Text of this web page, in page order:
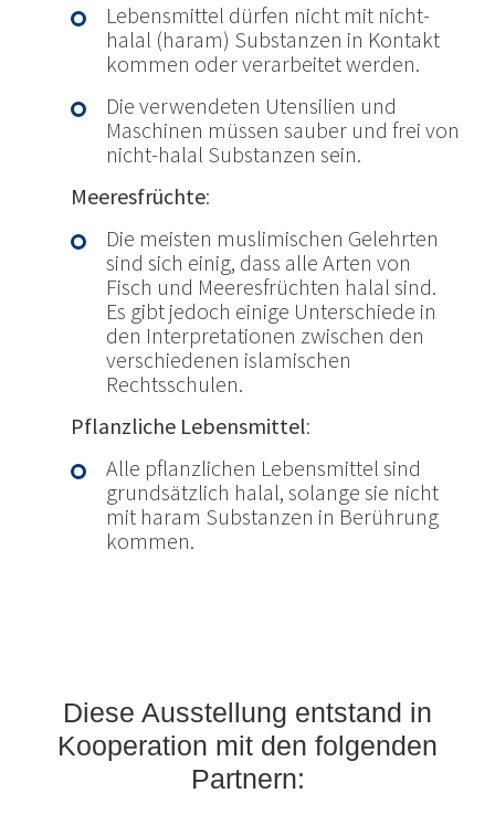
Lebensmittel dürfen nicht mit nicht-
halal (haram) Substanzen in Kontakt
kommen oder verarbeitet werden.
Die verwendeten Utensilien und
Maschinen müssen sauber und frei von
nicht-halal Substanzen sein.
Meeresfrüchte:
Die meisten muslimischen Gelehrten
sind sich einig, dass alle Arten von
Fisch und Meeresfrüchten halal sind.
Es gibt jedoch einige Unterschiede in
den Interpretationen zwischen den
verschiedenen islamischen
Rechtsschulen.
Pflanzliche Lebensmittel:
Alle pflanzlichen Lebensmittel sind
grundsätzlich halal, solange sie nicht
mit haram Substanzen in Berührung
kommen.
Diese Ausstellung entstand in
Kooperation mit den folgenden
Partnern: